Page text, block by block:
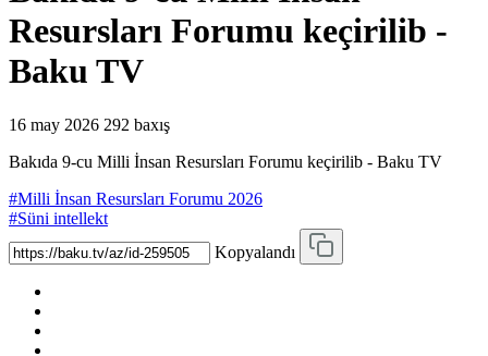
Resursları Forumu keçirilib -
Baku TV
16 may 2026 292 baxış
Bakıda 9-cu Milli İnsan Resursları Forumu keçirilib - Baku TV
#Milli İnsan Resursları Forumu 2026
#Süni intellekt
Kopyalandı